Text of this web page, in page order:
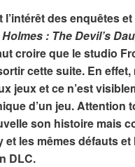
l’intérêt des enquêtes
: The Devil’s
croire que le studio
cette suite. En
jeux et ce n’est
d’un jeu. Attention
son histoire mais
et les mêmes défauts
DLC.